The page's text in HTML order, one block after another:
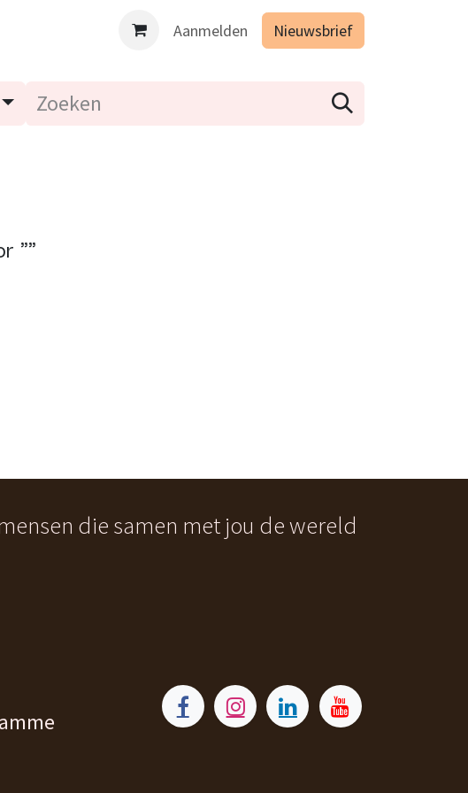
Specialisaties binnen de opleiding Geïntegreerd lichaamsgericht
Aanmelden Nieuwsbrief
""
die samen met jou de wereld